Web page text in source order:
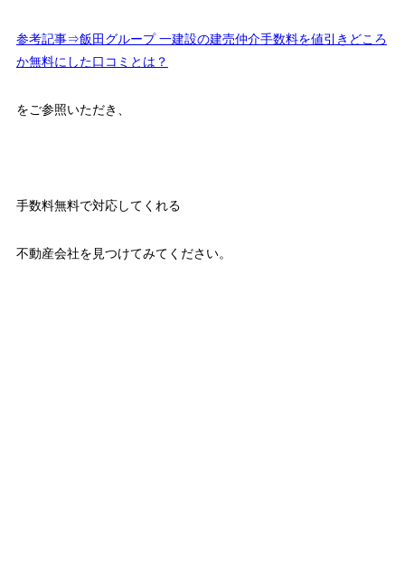
参考記事⇒飯田グループ 一建設の建売仲介手数料を値引きどころ
か無料にした口コミとは？
をご参照いただき、
手数料無料で対応してくれる
不動産会社を見つけてみてください。